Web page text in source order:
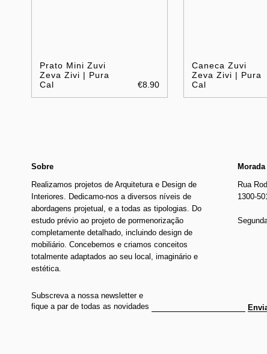
Prato Mini Zuvi
Zeva Zivi | Pura
Cal
€8.90
Caneca Zuvi
Zeva Zivi | Pura
Cal
Sobre
Realizamos projetos de Arquitetura e Design de
Interiores. Dedicamo-nos a diversos níveis de
abordagens projetual, e a todas as tipologias. Do
estudo prévio ao projeto de pormenorização
completamente detalhado, incluindo design de
mobiliário. Concebemos e criamos conceitos
totalmente adaptados ao seu local, imaginário e
estética.
Morada
Rua
1300-
Subscreva a nossa newsletter e
fique a par de todas as novidades